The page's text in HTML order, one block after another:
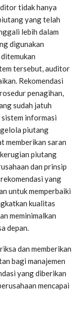
tidak hanya
yang telah
lebih dalam
digunakan
tersebut, auditor
Rekomendasi
penagihan,
sudah jatuh
sistem informasi
piutang
memberikan saran
piutang
dan prinsip
yang
untuk memperbaiki
kualitas
meminimalkan
depan.
dan memberikan
bagi manajemen
yang diberikan
mencapai